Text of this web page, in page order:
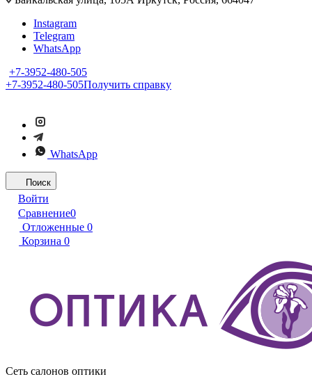
Instagram
Telegram
WhatsApp
+7-3952-480-505
+7-3952-480-505Получить справку
WhatsApp
Поиск
Войти
Сравнение0
Отложенные 0
Корзина 0
Сеть салонов оптики